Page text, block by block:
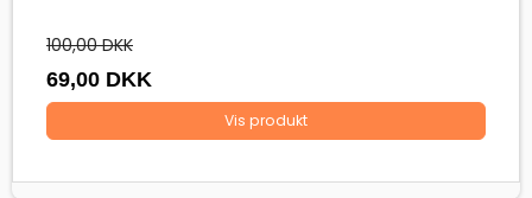
100,00 DKK
69,00 DKK
Vis produkt